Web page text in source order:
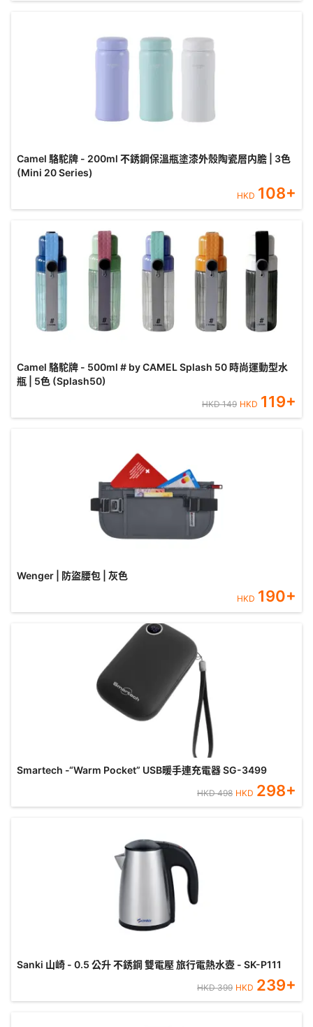
Camel 駱駝牌 - 200ml 不銹鋼保溫瓶塗漆外殼陶瓷層内膽 | 3色
(Mini 20 Series)
HKD 108+
Camel 駱駝牌 - 500ml # by CAMEL Splash 50 時尚運動型水
瓶 | 5色 (Splash50)
HKD149 HKD 119+
Wenger | 防盜腰包 | 灰色
HKD 190+
Smartech -“Warm Pocket” USB暖手連充電器 SG-3499
HKD498 HKD 298+
Sanki 山崎 - 0.5 公升 不銹鋼 雙電壓 旅行電熱水壺 - SK-P111
HKD399 HKD 239+